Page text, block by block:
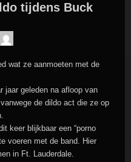
tijdens Buck
Meister
wat ze aanmoeten met de
jaar geleden na afloop van
de dildo act die ze op
keer blijkbaar een “porno
voeren met de band. Hier
in Ft. Lauderdale.